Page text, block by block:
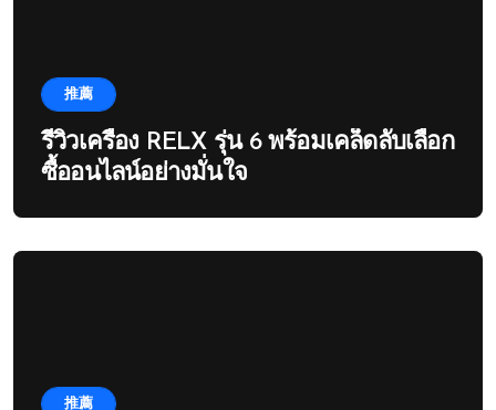
推薦
รีวิวเครื่อง RELX รุ่น 6 พร้อมเคล็ดลับเลือก
ซื้ออนไลน์อย่างมั่นใจ
推薦